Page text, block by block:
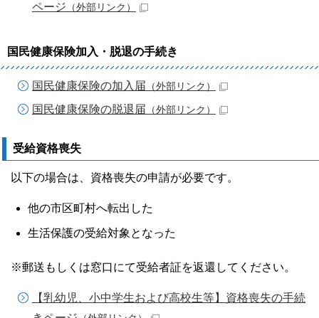
ページ （外部リンク）
国民健康保険加入・脱退の手続き
国民健康保険の加入届 （外部リンク）
国民健康保険の脱退届 （外部リンク）
受給資格喪失
以下の場合は、資格喪失の申請が必要です。
他の市区町村へ転出した
生活保護の受給対象となった
※郵送もしくは窓口にて受給者証を返還してください。
【乳幼児、小中学生および高校生等】資格喪失の手続